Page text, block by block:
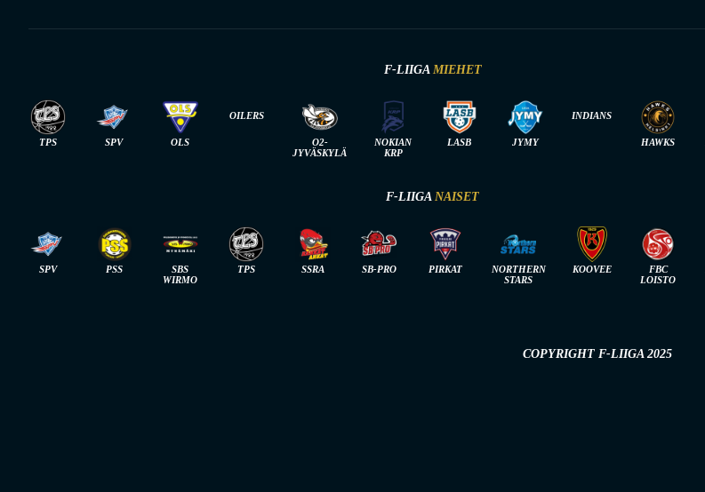
F-LIIGA MIEHET
TPS SPV OLS
OILERS
O2-
JYVÄSKYLÄ
NOKIAN
KRP
LASB JYMY
INDIANS
HAWKS
F-LIIGA NAISET
SPV PSS
SBS
WIRMO
TPS SSRA SB-PRO PIRKAT
NORTHERN
STARS
KOOVEE
FBC
LOISTO
COPYRIGHT F-LIIGA 2025